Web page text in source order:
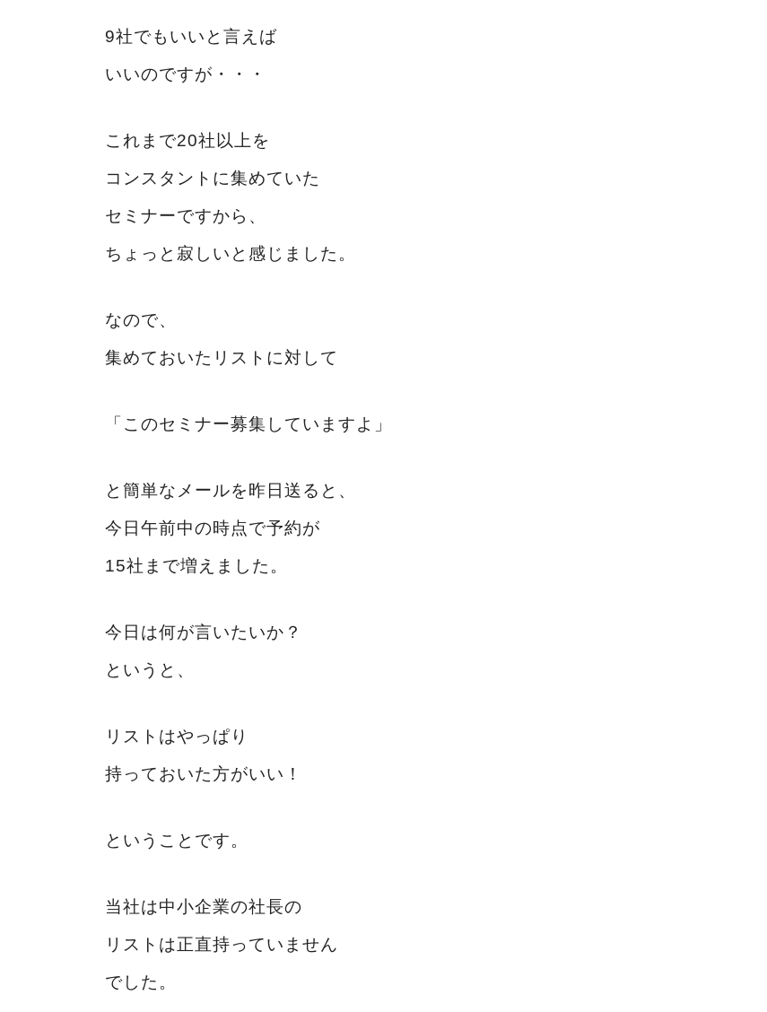
9社でもいいと言えば
いいのですが・・・
これまで20社以上を
コンスタントに集めていた
セミナーですから、
ちょっと寂しいと感じました。
なので、
集めておいたリストに対して
「このセミナー募集していますよ」
と簡単なメールを昨日送ると、
今日午前中の時点で予約が
15社まで増えました。
今日は何が言いたいか？
というと、
リストはやっぱり
持っておいた方がいい！
ということです。
当社は中小企業の社長の
リストは正直持っていません
でした。